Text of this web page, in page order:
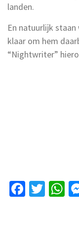
landen.
En natuurlijk staan
klaar om hem
“Nightwriter”